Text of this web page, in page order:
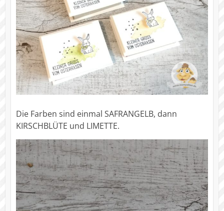
Die Farben sind einmal SAFRANGELB, dann
KIRSCHBLÜTE und LIMETTE.